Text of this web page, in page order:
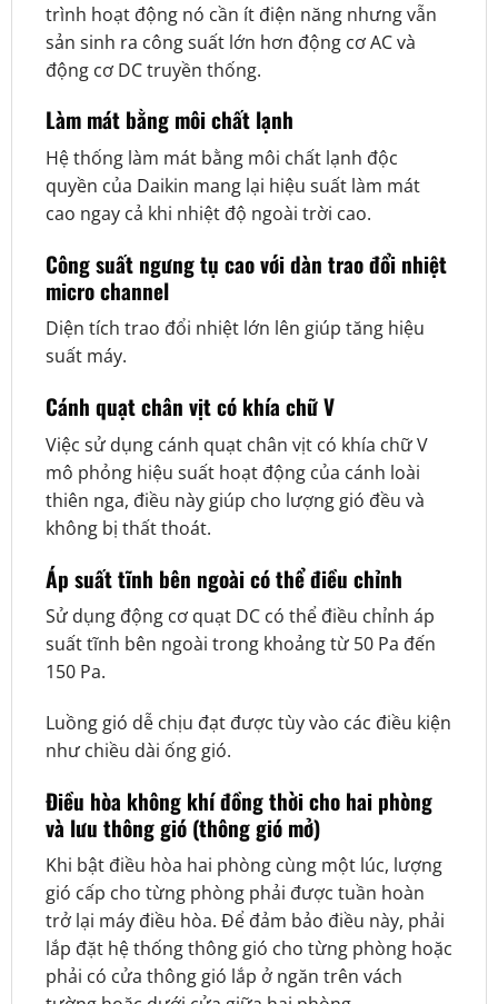
trình hoạt động nó cần ít điện năng nhưng vẫn
sản sinh ra công suất lớn hơn động cơ AC và
động cơ DC truyền thống.
Làm mát bằng môi chất lạnh
Hệ thống làm mát bằng môi chất lạnh độc
quyền của Daikin mang lại hiệu suất làm mát
cao ngay cả khi nhiệt độ ngoài trời cao.
Công suất ngưng tụ cao với dàn trao đổi nhiệt
micro channel
Diện tích trao đổi nhiệt lớn lên giúp tăng hiệu
suất máy.
Cánh quạt chân vịt có khía chữ V
Việc sử dụng cánh quạt chân vịt có khía chữ V
mô phỏng hiệu suất hoạt động của cánh loài
thiên nga, điều này giúp cho lượng gió đều và
không bị thất thoát.
Áp suất tĩnh bên ngoài có thể điều chỉnh
Sử dụng động cơ quạt DC có thể điều chỉnh áp
suất tĩnh bên ngoài trong khoảng từ 50 Pa đến
150 Pa.
Luồng gió dễ chịu đạt được tùy vào các điều kiện
như chiều dài ống gió.
Điều hòa không khí đồng thời cho hai phòng
và lưu thông gió (thông gió mở)
Khi bật điều hòa hai phòng cùng một lúc, lượng
gió cấp cho từng phòng phải được tuần hoàn
trở lại máy điều hòa. Để đảm bảo điều này, phải
lắp đặt hệ thống thông gió cho từng phòng hoặc
phải có cửa thông gió lắp ở ngăn trên vách